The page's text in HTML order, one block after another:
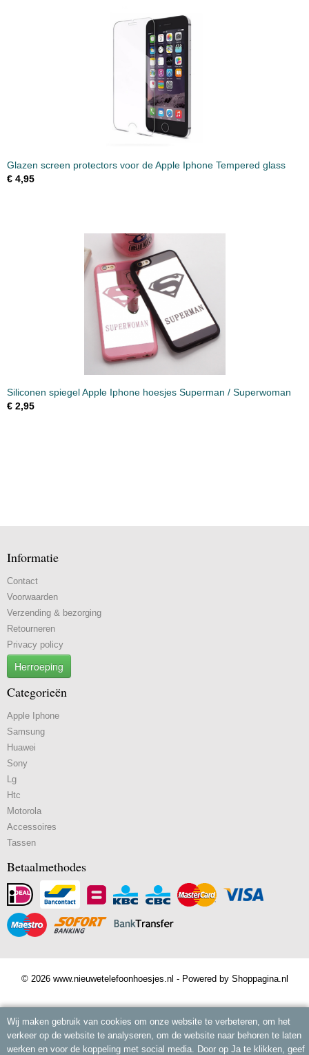
Glazen screen protectors voor de Apple Iphone Tempered glass
€ 4,95
Siliconen spiegel Apple Iphone hoesjes Superman / Superwoman
€ 2,95
Informatie
Contact
Voorwaarden
Verzending & bezorging
Retourneren
Privacy policy
Herroeping
Categorieën
Apple Iphone
Samsung
Huawei
Sony
Lg
Htc
Motorola
Accessoires
Tassen
Betaalmethodes
© 2026 www.nieuwetelefoonhoesjes.nl - Powered by Shoppagina.nl
Wij maken gebruik van cookies om onze website te verbeteren, om het
verkeer op de website te analyseren, om de website naar behoren te laten
werken en voor de koppeling met social media. Door op Ja te klikken, geef